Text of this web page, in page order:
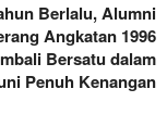
Berlalu, Alumni
Angkatan 1996
Bersatu dalam
Penuh Kenangan